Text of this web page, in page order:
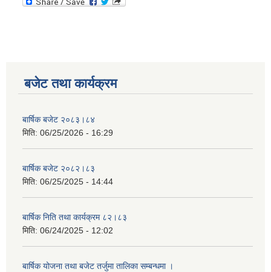
बजेट तथा कार्यक्रम
बार्षिक बजेट २०८३।८४
मिति: 06/25/2026 - 16:29
बार्षिक बजेट २०८२।८३
मिति: 06/25/2025 - 14:44
बार्षिक निति तथा कार्यक्रम ८२।८३
मिति: 06/24/2025 - 12:02
बार्षिक योजना तथा बजेट तर्जुमा तालिका सम्बन्धमा ।